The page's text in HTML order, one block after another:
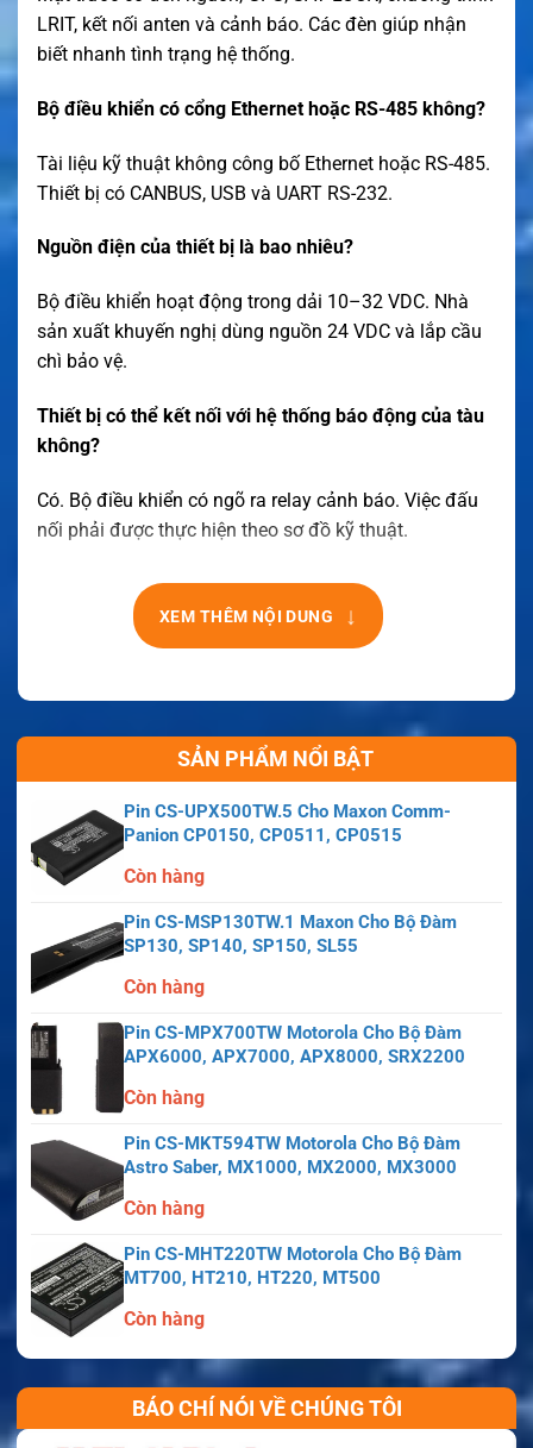
LRIT, kết nối anten và cảnh báo. Các đèn giúp nhận
biết nhanh tình trạng hệ thống.
Bộ điều khiển có cổng Ethernet hoặc RS-485 không?
Tài liệu kỹ thuật không công bố Ethernet hoặc RS-485.
Thiết bị có CANBUS, USB và UART RS-232.
Nguồn điện của thiết bị là bao nhiêu?
Bộ điều khiển hoạt động trong dải 10–32 VDC. Nhà
sản xuất khuyến nghị dùng nguồn 24 VDC và lắp cầu
chì bảo vệ.
Thiết bị có thể kết nối với hệ thống báo động của tàu
không?
Có. Bộ điều khiển có ngõ ra relay cảnh báo. Việc đấu
nối phải được thực hiện theo sơ đồ kỹ thuật.
XEM THÊM NỘI DUNG ↓
SẢN PHẨM NỔI BẬT
Pin CS-UPX500TW.5 Cho Maxon Comm-
Panion CP0150, CP0511, CP0515
Còn hàng
Pin CS-MSP130TW.1 Maxon Cho Bộ Đàm
SP130, SP140, SP150, SL55
Còn hàng
Pin CS-MPX700TW Motorola Cho Bộ Đàm
APX6000, APX7000, APX8000, SRX2200
Còn hàng
Pin CS-MKT594TW Motorola Cho Bộ Đàm
Astro Saber, MX1000, MX2000, MX3000
Còn hàng
Pin CS-MHT220TW Motorola Cho Bộ Đàm
MT700, HT210, HT220, MT500
Còn hàng
BÁO CHÍ NÓI VỀ CHÚNG TÔI